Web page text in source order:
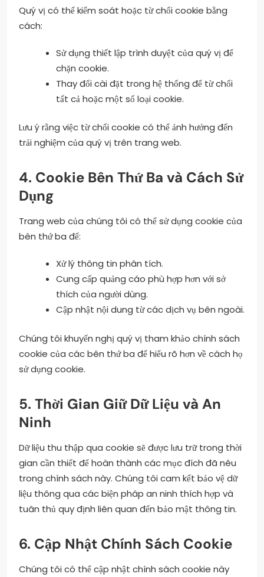
Quý vị có thể kiểm soát hoặc từ chối cookie bằng
cách:
Sử dụng thiết lập trình duyệt của quý vị để
chặn cookie.
Thay đổi cài đặt trong hệ thống để từ chối
tất cả hoặc một số loại cookie.
Lưu ý rằng việc từ chối cookie có thể ảnh hưởng đến
trải nghiệm của quý vị trên trang web.
4. Cookie Bên Thứ Ba và Cách Sử
Dụng
Trang web của chúng tôi có thể sử dụng cookie của
bên thứ ba để:
Xử lý thông tin phân tích.
Cung cấp quảng cáo phù hợp hơn với sở
thích của người dùng.
Cập nhật nội dung từ các dịch vụ bên ngoài.
Chúng tôi khuyến nghị quý vị tham khảo chính sách
cookie của các bên thứ ba để hiểu rõ hơn về cách họ
sử dụng cookie.
5. Thời Gian Giữ Dữ Liệu và An
Ninh
Dữ liệu thu thập qua cookie sẽ được lưu trữ trong thời
gian cần thiết để hoàn thành các mục đích đã nêu
trong chính sách này. Chúng tôi cam kết bảo vệ dữ
liệu thông qua các biện pháp an ninh thích hợp và
tuân thủ quy định liên quan đến bảo mật thông tin.
6. Cập Nhật Chính Sách Cookie
Chúng tôi có thể cập nhật chính sách cookie này